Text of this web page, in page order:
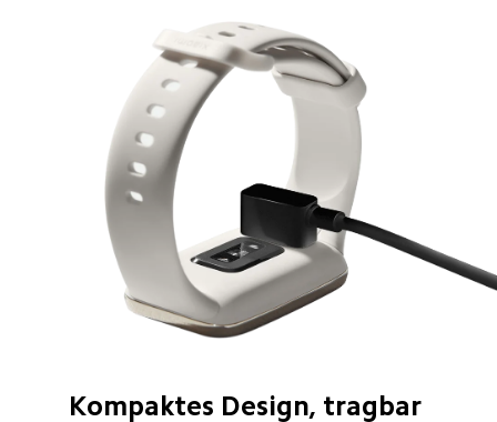
Kompaktes Design, tragbar